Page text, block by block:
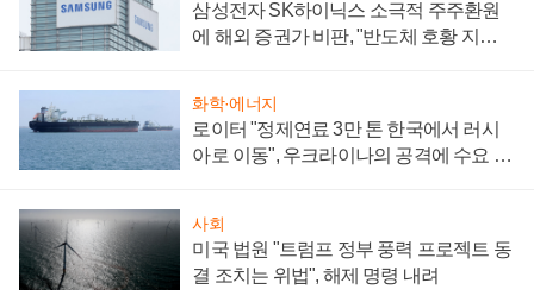
삼성전자 SK하이닉스 소극적 주주환원
에 해외 증권가 비판, "반도체 호황 지속
화학·에너지
로이터 "정제연료 3만 톤 한국에서 러시
아로 이동", 우크라이나의 공격에 수요 늘
사회
미국 법원 "트럼프 정부 풍력 프로젝트 동
결 조치는 위법", 해제 명령 내려